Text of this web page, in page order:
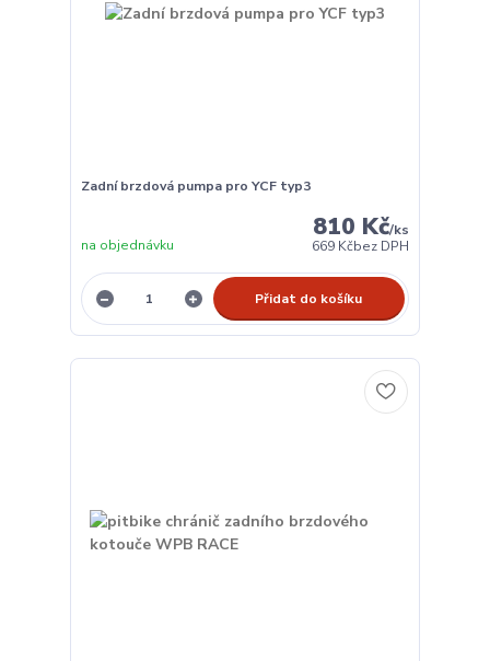
Zadní brzdová pumpa pro YCF typ3
810 Kč/ks
669 Kčbez DPH
na objednávku
Přidat do košíku